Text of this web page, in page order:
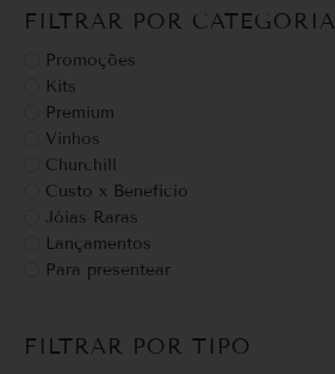
FILTRAR POR CATEGORIA
Promoções
Kits
Premium
Vinhos
Churchill
Custo x Benefício
Jóias Raras
Lançamentos
Para presentear
FILTRAR POR TIPO